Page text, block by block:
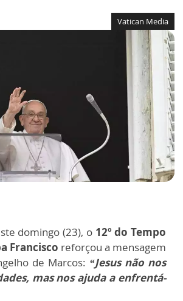
Vatican Media
domingo (23), o 12º do Tempo
Francisco reforçou a mensagem
de Marcos: “Jesus não nos
mas nos ajuda a enfrentá-